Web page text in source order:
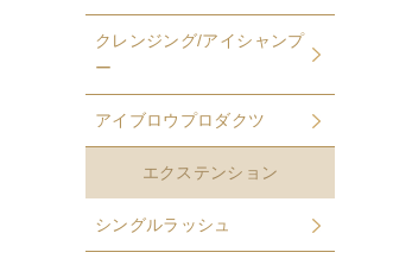
クレンジング/アイシャンプ
ー
アイブロウプロダクツ
エクステンション
シングルラッシュ